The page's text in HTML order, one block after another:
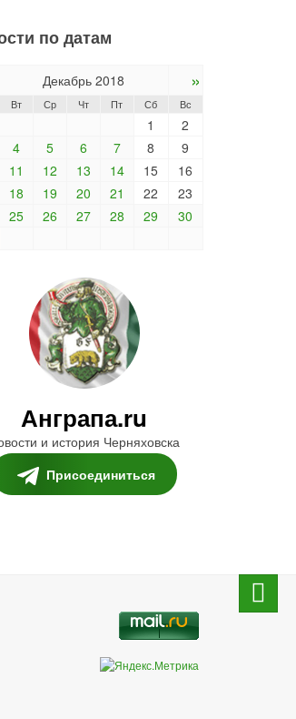
по датам
Декабрь 2018 »
Вт Ср Чт Пт Сб Вс
1
2
4 5 6 7 8
9
11 12 13 14 15
16
18 19 20 21 22
23
25 26 27 28 29
30
Анграпа.ru
и история Черняховска
Присоединиться